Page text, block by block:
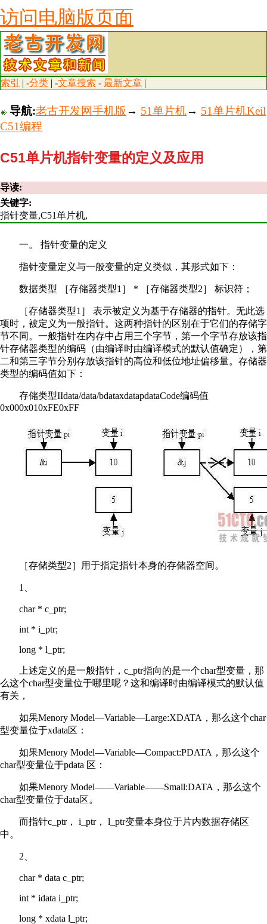
访问电脑版页面
索引 | -分类 | -文章搜索 - 最新文章 |
导航:老古开发网手机版 → 51单片机→ 51单片机Keil
C51编程
C51单片机指针变量的定义及应用
导读:
关键字:
指针变量,C51单片机,
一。 指针变量的定义
指针变量定义与一般变量的定义类似，其形式如下：
数据类型 ［存储器类型1］ * ［存储器类型2］ 标识符；
［存储器类型1］ 表示被定义为基于存储器的指针。无此选
项时，被定义为一般指针。这两种指针的区别在于它们的存储字
节不同。一般指针在内存中占用三个字节，第一个字节存放该指
针存储器类型的编码（由编译时由编译模式的默认值确定），第
二和第三字节分别存放该指针的高位和低位地址偏移量。存储器
类型的编码值如下：
存储类型IIdata/data/bdataxdatapdataCode编码值
0x000x010xFE0xFF
［存储类型2］用于指定指针本身的存储器空间。
1、
char * c_ptr;
int * i_ptr;
long * l_ptr;
上述定义的是一般指针，c_ptr指向的是一个char型变量，那
么这个char型变量位于哪里呢？这和编译时由编译模式的默认值
有关，
如果Menory Model—Variable—Large:XDATA，那么这个char
型变量位于xdata区：
如果Menory Model—Variable—Compact:PDATA，那么这个
char型变量位于pdata 区：
如果Menory Model——Variable——Small:DATA，那么这个
char型变量位于data区。
而指针c_ptr， i_ptr， l_ptr变量本身位于片内数据存储区
中。
2、
char * data c_ptr;
int * idata i_ptr;
long * xdata l_ptr;